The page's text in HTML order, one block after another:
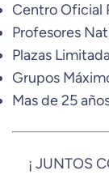
Centro Oficial
Profesores
Plazas
Grupos
Mas de 25
¡ JUNTOS